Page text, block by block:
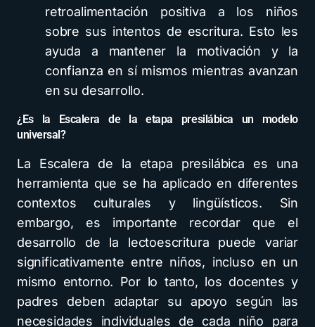
retroalimentación positiva a los niños
sobre sus intentos de escritura. Esto les
ayuda a mantener la motivación y la
confianza en sí mismos mientras avanzan
en su desarrollo.
¿Es la Escalera de la etapa presilábica un modelo
universal?
La Escalera de la etapa presilábica es una
herramienta que se ha aplicado en diferentes
contextos culturales y lingüísticos. Sin
embargo, es importante recordar que el
desarrollo de la lectoescritura puede variar
significativamente entre niños, incluso en un
mismo entorno. Por lo tanto, los docentes y
padres deben adaptar su apoyo según las
necesidades individuales de cada niño para